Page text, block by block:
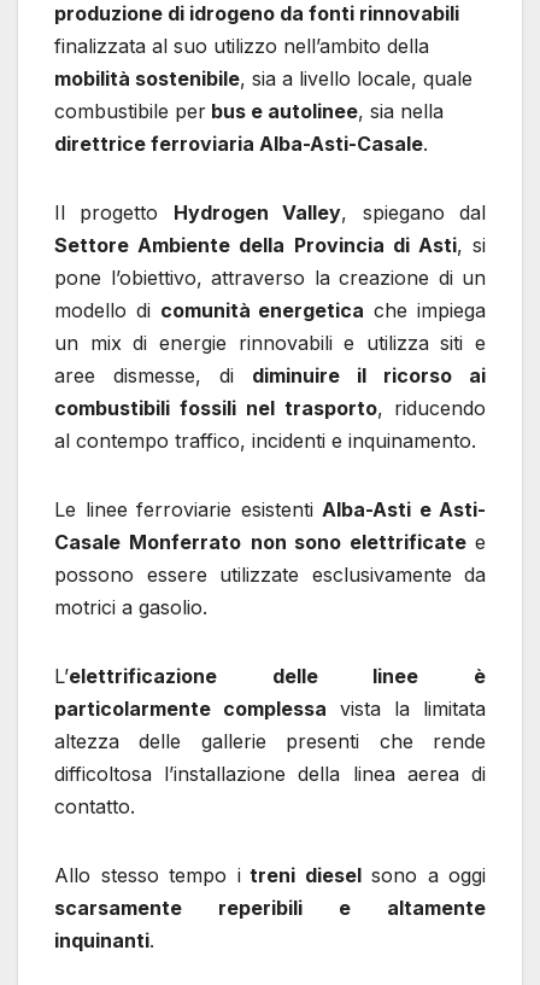
produzione di idrogeno da fonti rinnovabili
finalizzata al suo utilizzo nell’ambito della
mobilità sostenibile, sia a livello locale, quale
combustibile per bus e autolinee, sia nella
direttrice ferroviaria Alba-Asti-Casale.
Il progetto Hydrogen Valley, spiegano dal
Settore Ambiente della Provincia di Asti, si
pone l’obiettivo, attraverso la creazione di un
modello di comunità energetica che impiega
un mix di energie rinnovabili e utilizza siti e
aree dismesse, di diminuire il ricorso ai
combustibili fossili nel trasporto, riducendo
al contempo traffico, incidenti e inquinamento.
Le linee ferroviarie esistenti Alba-Asti e Asti-
Casale Monferrato non sono elettrificatee
possono essere utilizzate esclusivamente da
motrici a gasolio.
L’elettrificazione delle linee è
particolarmente complessa vista la limitata
altezza delle gallerie presenti che rende
difficoltosa l’installazione della linea aerea di
contatto.
Allo stesso tempo itreni dieselsono a oggi
scarsamente reperibili e altamente
inquinanti.